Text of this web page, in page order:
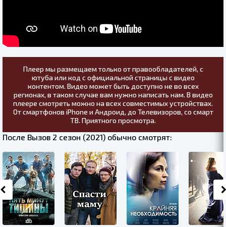
Плеер мы размещаем только от правообладателей, с
ютуба или код с официальной страницы с видео
контентом. Видео может быть доступно не во всех
регионах, в таком случае вам нужно написать нам. В видео
плеере смотреть можно на всех совместимых устройствах.
От смартфонов iPhone и Андроид, до Телевизоров, со смарт
ТВ. Приятного просмотра.
После Вызов 2 сезон (2021) обычно смотрят: